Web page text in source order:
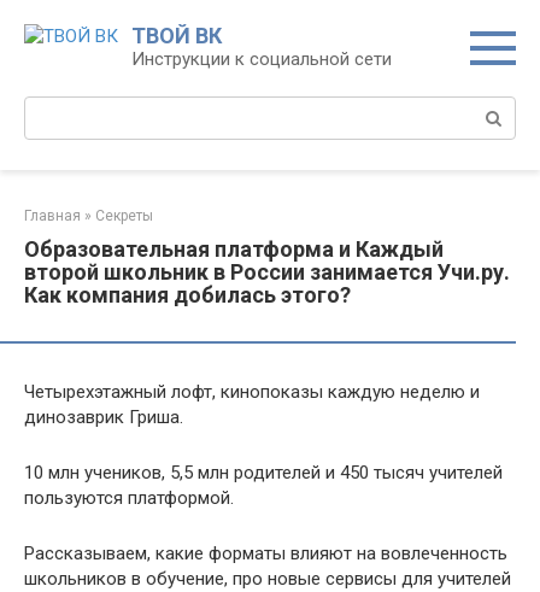
ТВОЙ ВК
Инструкции к социальной сети
Главная » Секреты
Образовательная платформа и Каждый
второй школьник в России занимается Учи.ру.
Как компания добилась этого?
Четырехэтажный лофт, кинопоказы каждую неделю и
динозаврик Гриша.
10 млн учеников, 5,5 млн родителей и 450 тысяч учителей
пользуются платформой.
Рассказываем, какие форматы влияют на вовлеченность
школьников в обучение, про новые сервисы для учителей